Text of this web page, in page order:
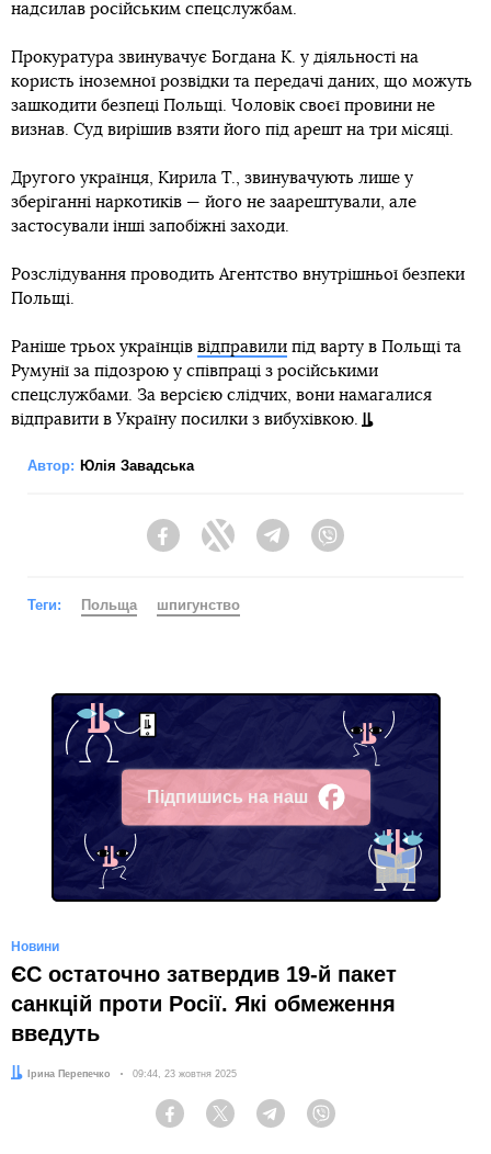
надсилав російським спецслужбам.
Прокуратура звинувачує Богдана К. у діяльності на
користь іноземної розвідки та передачі даних, що можуть
зашкодити безпеці Польщі. Чоловік своєї провини не
визнав. Суд вирішив взяти його під арешт на три місяці.
Другого українця, Кирила Т., звинувачують лише у
зберіганні наркотиків — його не заарештували, але
застосували інші запобіжні заходи.
Розслідування проводить Агентство внутрішньої безпеки
Польщі.
Раніше трьох українців відправили під варту в Польщі та
Румунії за підозрою у співпраці з російськими
спецслужбами. За версією слідчих, вони намагалися
відправити в Україну посилки з вибухівкою.
Автор: Юлія Завадська
FacebookTwitter Telegram
Теги: Польща шпигунство
Підпишись на наш
Facebook
Новини
ЄС остаточно затвердив 19-й пакет
санкцій проти Росії. Які обмеження
введуть
Автор:Ірина Перепечко Дата:
09:44, 23 жовтня 2025
Facebook Twitter Telegram